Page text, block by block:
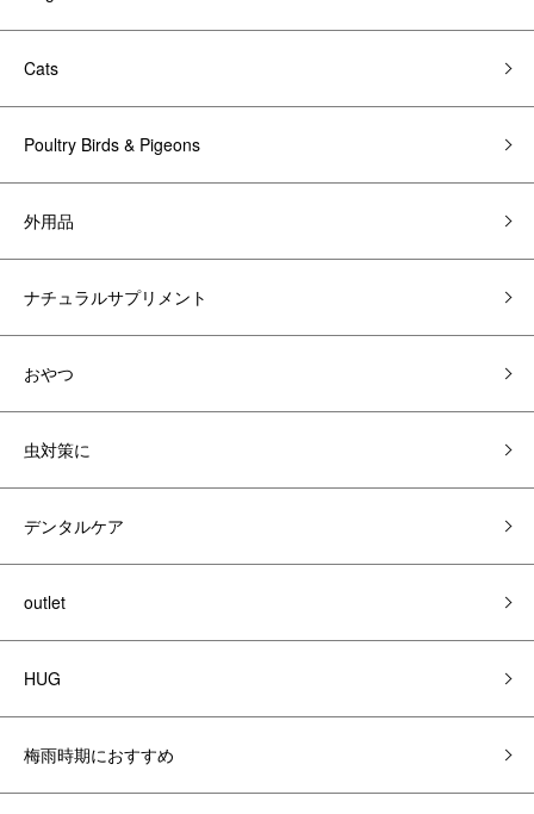
Cats
Poultry Birds & Pigeons
外用品
ナチュラルサプリメント
おやつ
虫対策に
デンタルケア
outlet
HUG
梅雨時期におすすめ